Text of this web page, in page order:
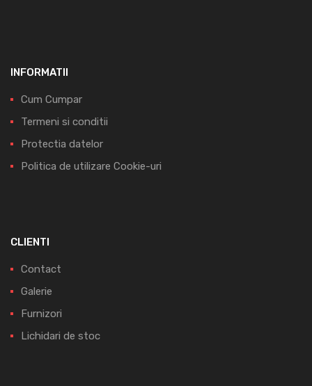
INFORMATII
Cum Cumpar
Termeni si conditii
Protectia datelor
Politica de utilizare Cookie-uri
CLIENTI
Contact
Galerie
Furnizori
Lichidari de stoc